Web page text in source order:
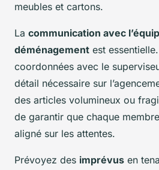
meubles et cartons.
La communication avec
déménagement est
coordonnées avec le
détail nécessaire sur
des articles volumineux ou
de garantir que chaque
aligné sur les attentes.
Prévoyez des imprévus en